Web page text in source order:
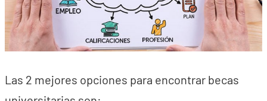
Las 2 mejores opciones para encontrar becas